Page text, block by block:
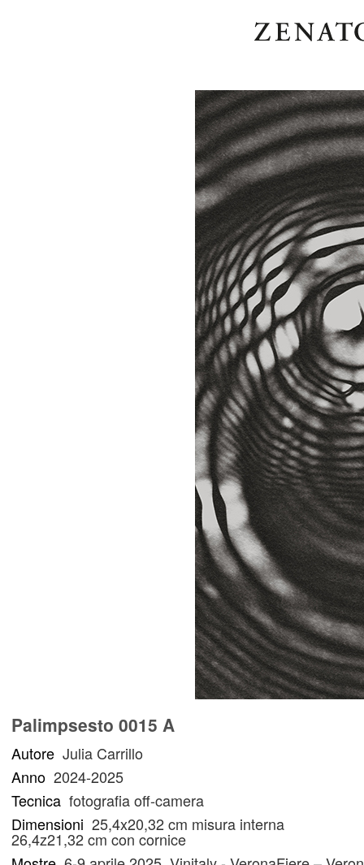
Palimpsesto 0015 A
Autore Julia Carrillo
Anno 2024-2025
Tecnica fotografia off-camera
Dimensioni 25,4x20,32 cm misura interna
26,4z21,32 cm con cornice